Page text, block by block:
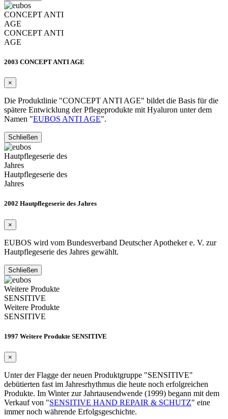
CONCEPT ANTI
AGE
CONCEPT ANTI
AGE
2003 CONCEPT ANTI AGE
×
Die Produktlinie "CONCEPT ANTI AGE" bildet die Basis für die
spätere Entwicklung der Pflegeprodukte mit Hyaluron unter dem
Namen "EUBOS ANTI AGE".
Schließen
Hautpflegeserie des
Jahres
Hautpflegeserie des
Jahres
2002 Hautpflegeserie des Jahres
×
EUBOS wird vom Bundesverband Deutscher Apotheker e. V. zur
Hautpflegeserie des Jahres gewählt.
Schließen
Weitere Produkte
SENSITIVE
Weitere Produkte
SENSITIVE
1997 Weitere Produkte SENSITIVE
×
Unter der Flagge der neuen Produktgruppe "SENSITIVE"
debütierten fast im Jahresrhythmus die heute noch erfolgreichen
Produkte. Im Winter zur Jahrtausendwende (1999) begann mit dem
Verkauf von "SENSITIVE HAND REPAIR & SCHUTZ" eine
immer noch währende Erfolgsgeschichte.